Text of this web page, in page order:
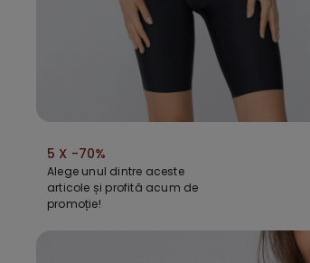
5 X -70%
Alege unul dintre aceste
articole și profită acum de
promoție!